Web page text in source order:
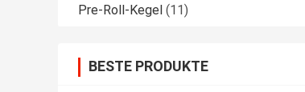
Pre-Roll-Kegel (11)
BESTE PRODUKTE